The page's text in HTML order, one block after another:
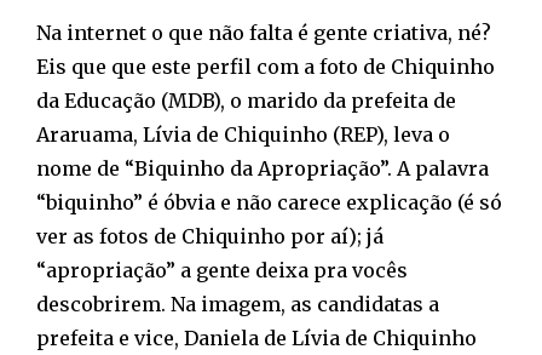
Na internet o que não falta é gente criativa, né?
Eis que que este perfil com a foto de Chiquinho
da Educação (MDB), o marido da prefeita de
Araruama, Lívia de Chiquinho (REP), leva o
nome de “Biquinho da Apropriação”. A palavra
“biquinho” é óbvia e não carece explicação (é só
ver as fotos de Chiquinho por aí); já
“apropriação” a gente deixa pra vocês
descobrirem. Na imagem, as candidatas a
prefeita e vice, Daniela de Lívia de Chiquinho